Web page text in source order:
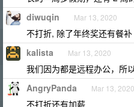
diwuqin Mar 13, 2020
不打折, 除了年终奖还有餐补
kalista Mar 13, 2020
我们因为都是远程办公，所
AngryPanda Mar 13,
不打折还有加薪